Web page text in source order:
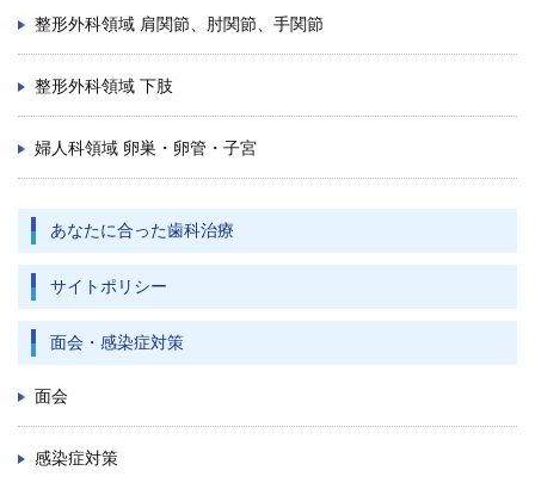
整形外科領域 肩関節、肘関節、手関節
整形外科領域 下肢
婦人科領域 卵巣・卵管・子宮
あなたに合った歯科治療
サイトポリシー
面会・感染症対策
面会
感染症対策